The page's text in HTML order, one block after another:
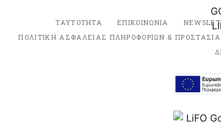
ΤΑΥΤΟΤΗΤΑ ΕΠΙΚΟΙΝΩΝΙΑ
ΠΟΛΙΤΙΚΗ ΑΣΦΑΛΕΙΑΣ ΠΛΗΡΟΦΟΡΙΩΝ &